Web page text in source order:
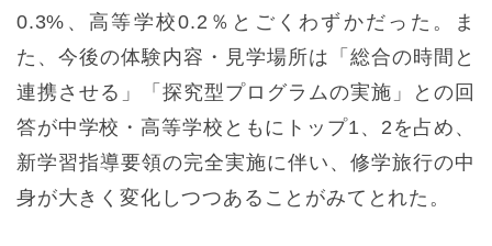
0.3%、高等学校0.2％とごくわずかだった。ま
た、今後の体験内容・見学場所は「総合の時間と
連携させる」「探究型プログラムの実施」との回
答が中学校・高等学校ともにトップ1、2を占め、
新学習指導要領の完全実施に伴い、修学旅行の中
身が大きく変化しつつあることがみてとれた。